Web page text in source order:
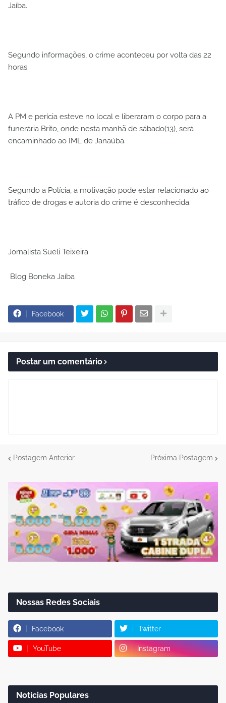
Jaíba.
Segundo informações, o crime aconteceu por volta das 22
horas.
A PM e perícia esteve no local e liberaram o corpo para a
funerária Brito, onde nesta manhã de sábado(13), será
encaminhado ao IML de Janaúba.
Segundo a Polícia, a motivação pode estar relacionado ao
tráfico de drogas e autoria do crime é desconhecida.
Jornalista Sueli Teixeira
Blog Boneka Jaíba
Facebook
Postar um comentário
Postagem Anterior Próxima Postagem
Nossas Redes Sociais
Facebook Twitter
YouTube Instagram
Notícias Populares